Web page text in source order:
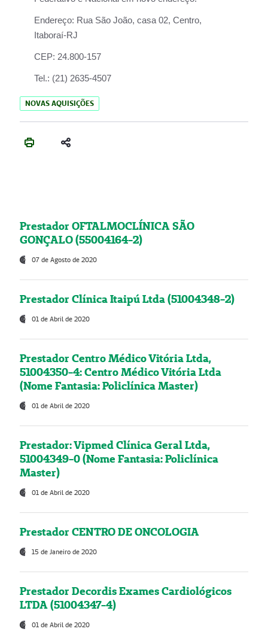
Endereço: Rua São João, casa 02, Centro,
Itaboraí-RJ
CEP: 24.800-157
Tel.: (21) 2635-4507
NOVAS AQUISIÇÕES
Prestador OFTALMOCLÍNICA SÃO
GONÇALO (55004164-2)
07 de Agosto de 2020
Prestador Clínica Itaipú Ltda (51004348-2)
01 de Abril de 2020
Prestador Centro Médico Vitória Ltda,
51004350-4: Centro Médico Vitória Ltda
(Nome Fantasia: Policlínica Master)
01 de Abril de 2020
Prestador: Vipmed Clínica Geral Ltda,
51004349-0 (Nome Fantasia: Policlínica
Master)
01 de Abril de 2020
Prestador CENTRO DE ONCOLOGIA
15 de Janeiro de 2020
Prestador Decordis Exames Cardiológicos
LTDA (51004347-4)
01 de Abril de 2020